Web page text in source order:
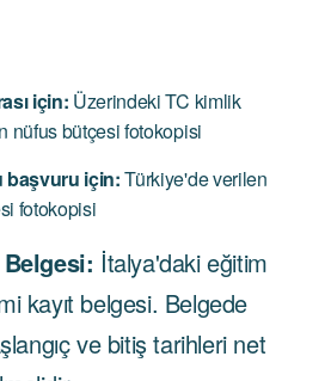
için: Üzerindeki TC kimlik
nüfus bütçesi fotokopisi
başvuru için:Türkiye'de verilen
fotokopisi
İtalya'daki eğitim
kayıt belgesi. Belgede
​​ve bitiş tarihleri ​​net